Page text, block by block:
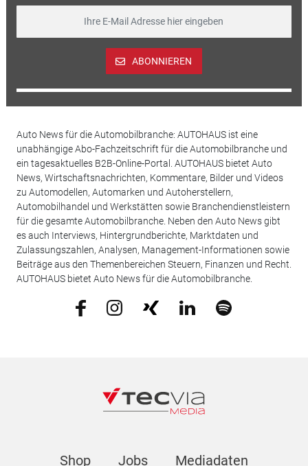
ABONNIEREN
Auto News für die Automobilbranche: AUTOHAUS ist eine
unabhängige Abo-Fachzeitschrift für die Automobilbranche und
ein tagesaktuelles B2B-Online-Portal. AUTOHAUS bietet Auto
News, Wirtschaftsnachrichten, Kommentare, Bilder und Videos
zu Automodellen, Automarken und Autoherstellern,
Automobilhandel und Werkstätten sowie Branchendienstleistern
für die gesamte Automobilbranche. Neben den Auto News gibt
es auch Interviews, Hintergrundberichte, Marktdaten und
Zulassungszahlen, Analysen, Management-Informationen sowie
Beiträge aus den Themenbereichen Steuern, Finanzen und Recht.
AUTOHAUS bietet Auto News für die Automobilbranche.
Shop Jobs Mediadaten